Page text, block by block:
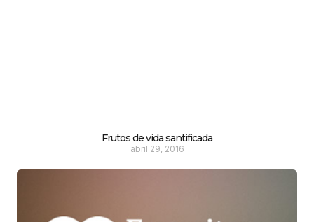
Frutos de vida santificada
abril 29, 2016